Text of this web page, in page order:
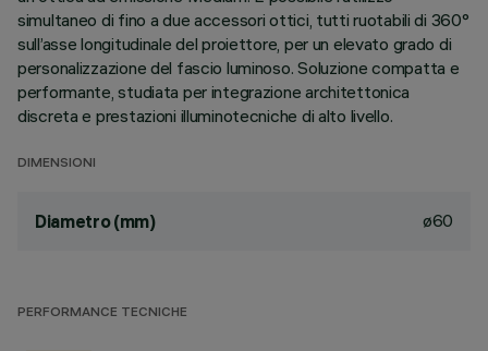
simultaneo di fino a due accessori ottici, tutti ruotabili di 360°
sull’asse longitudinale del proiettore, per un elevato grado di
personalizzazione del fascio luminoso. Soluzione compatta e
performante, studiata per integrazione architettonica
discreta e prestazioni illuminotecniche di alto livello.
DIMENSIONI
Diametro (mm) ø60
PERFORMANCE TECNICHE